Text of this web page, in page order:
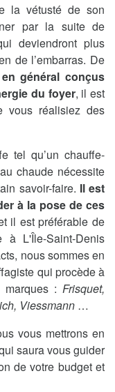
la vétusté de son
par la suite de
deviendront plus
de l’embarras. De
général conçus
du foyer, il est
vous réalisiez des
tel qu’un chauffe-
chaude nécessite
savoir-faire. Il est
à la pose de ces
il est préférable de
L'Île-Saint-Denis
nous sommes en
qui procède à
marques : Frisquet,
Viessmann …
vous mettrons en
saura vous guider
de votre budget et